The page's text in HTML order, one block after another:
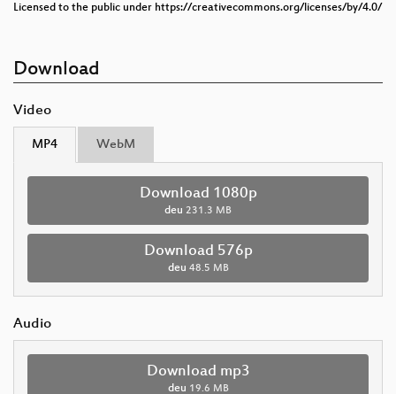
Licensed to the public under https://creativecommons.org/licenses/by/4.0/
Download
Video
MP4 WebM
Download 1080p
deu 231.3 MB
Download 576p
deu 48.5 MB
Audio
Download mp3
deu 19.6 MB